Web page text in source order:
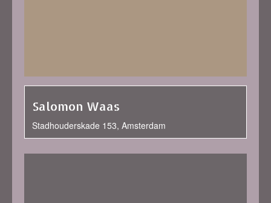
Salomon Waas
Stadhouderskade 153, Amsterdam